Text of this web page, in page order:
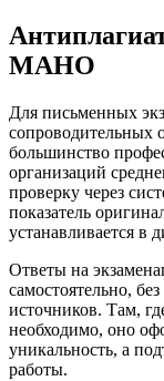
МАНО
Для письменных
большинство
организаций
проверку через
показатель
устанавливается в
Ответы на
самостоятельно,
источников. Там,
необходимо, оно
уникальность, а
работы.